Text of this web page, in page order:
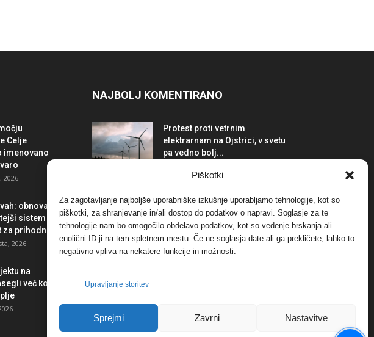
Piškotki
Za zagotavljanje najboljše uporabniške izkušnje uporabljamo tehnologije, kot so
piškotki, za shranjevanje in/ali dostop do podatkov o napravi. Soglasje za te
tehnologije nam bo omogočilo obdelavo podatkov, kot so vedenje brskanja ali
enolični ID-ji na tem spletnem mestu. Če ne soglasja date ali ga prekličete, lahko to
negativno vpliva na nekatere funkcije in možnosti.
Upravljanje storitev
Sprejmi Zavrni Nastavitve
Celje
imenovano
2026
obnova po
sistem in
prihodnost
2026
na
več kot
NAJBOLJ KOMENTIRANO
Protest proti vetrnim
elektrarnam na Ojstrici, v svetu
pa vedno bolj...
elektrarnam Verbund
Dogodki 29. januarja, 2018
FOTO: Razstava cvetličarskega